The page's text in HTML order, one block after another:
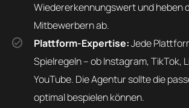
Wiedererkennungswert und heben
Mitbewerbern ab.
Plattform-Expertise:Jede
Spielregeln – ob Instagram, TikTok,
YouTube. Die Agentur sollte die
optimal bespielen können.